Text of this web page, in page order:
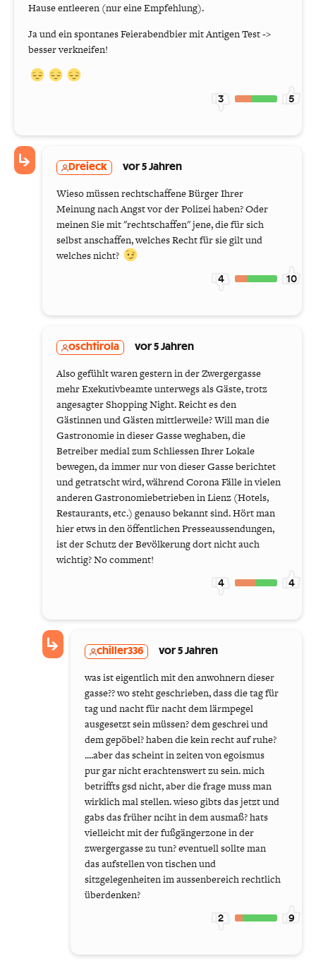
Hause entleeren (nur eine Empfehlung).
Ja und ein spontanes Feierabendbier mit Antigen Test ->
besser verkneifen!
3 5
Dreieck vor 5 Jahren
Wieso müssen rechtschaffene Bürger Ihrer
Meinung nach Angst vor der Polizei haben? Oder
meinen Sie mit "rechtschaffen" jene, die für sich
selbst anschaffen, welches Recht für sie gilt und
welches nicht?
4 10
oschtirola vor 5 Jahren
Also gefühlt waren gestern in der Zwergergasse
mehr Exekutivbeamte unterwegs als Gäste, trotz
angesagter Shopping Night. Reicht es den
Gästinnen und Gästen mittlerweile? Will man die
Gastronomie in dieser Gasse weghaben, die
Betreiber medial zum Schliessen Ihrer Lokale
bewegen, da immer nur von dieser Gasse berichtet
und getratscht wird, während Corona Fälle in vielen
anderen Gastronomiebetrieben in Lienz (Hotels,
Restaurants, etc.) genauso bekannt sind. Hört man
hier etws in den öffentlichen Presseaussendungen,
ist der Schutz der Bevölkerung dort nicht auch
wichtig? No comment!
4 4
chiller336 vor 5 Jahren
was ist eigentlich mit den anwohnern dieser
gasse?? wo steht geschrieben, dass die tag für
tag und nacht für nacht dem lärmpegel
ausgesetzt sein müssen? dem geschrei und
dem gepöbel? haben die kein recht auf ruhe?
....aber das scheint in zeiten von egoismus
pur gar nicht erachtenswert zu sein. mich
betriffts gsd nicht, aber die frage muss man
wirklich mal stellen. wieso gibts das jetzt und
gabs das früher nciht in dem ausmaß? hats
vielleicht mit der fußgängerzone in der
zwergergasse zu tun? eventuell sollte man
das aufstellen von tischen und
sitzgelegenheiten im aussenbereich rechtlich
überdenken?
2 9